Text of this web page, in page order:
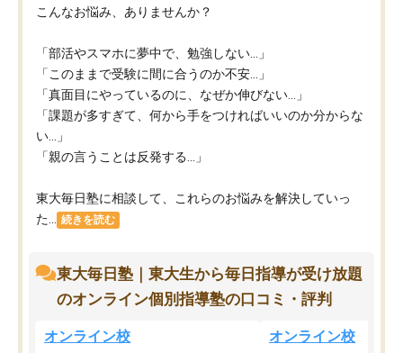
こんなお悩み、ありませんか？
「部活やスマホに夢中で、勉強しない…」
「このままで受験に間に合うのか不安…」
「真面目にやっているのに、なぜか伸びない…」
「課題が多すぎて、何から手をつければいいのか分からな
い…」
「親の言うことは反発する…」
東大毎日塾に相談して、これらのお悩みを解決していっ
た...
続きを読む
東大毎日塾｜東大生から毎日指導が受け放題
のオンライン個別指導塾の口コミ・評判
オンライン校 オンライン校